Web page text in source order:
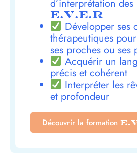
d’interprétation
E.V.E.R
Développer ses
thérapeutiques
ses proches ou ses
Acquérir un
précis et cohérent
Interpréter les
et profondeur
Découvrir la formation